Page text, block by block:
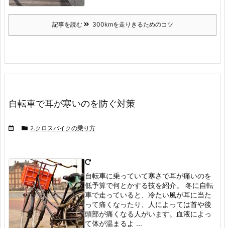
記事を読む 300kmを走りきるためのコツ
自転車で耳が寒いのを防ぐ対策
2.クロスバイクの乗り方
自転車に乗っていて寒さで耳が痛いのを
低予算で何とかする技を紹介。
冬に自転
車で走っていると、冷たい風が耳に当た
って痛くなったり、人によっては首や後
頭部が痛くなる人がいます。
血液によっ
て体が温まるよ ...